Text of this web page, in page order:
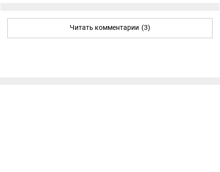
Читать комментарии (3)